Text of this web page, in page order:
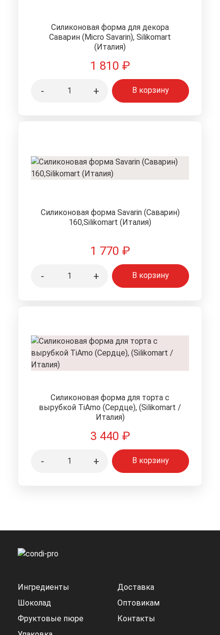
Силиконовая форма для декора
Саварин (Micro Savarin), Silikomart
(Италия)
1 810 ₽
- + В корзину
Силиконовая форма Savarin (Саварин)
160,Silikomart (Италия)
1 770 ₽
- + В корзину
Силиконовая форма для торта с
вырубкой TiAmo (Сердце), (Silikomart /
Италия)
3 440 ₽
- + В корзину
Ингредиенты
Шоколад
Фруктовые пюре
Доставка
Оптовикам
Контакты